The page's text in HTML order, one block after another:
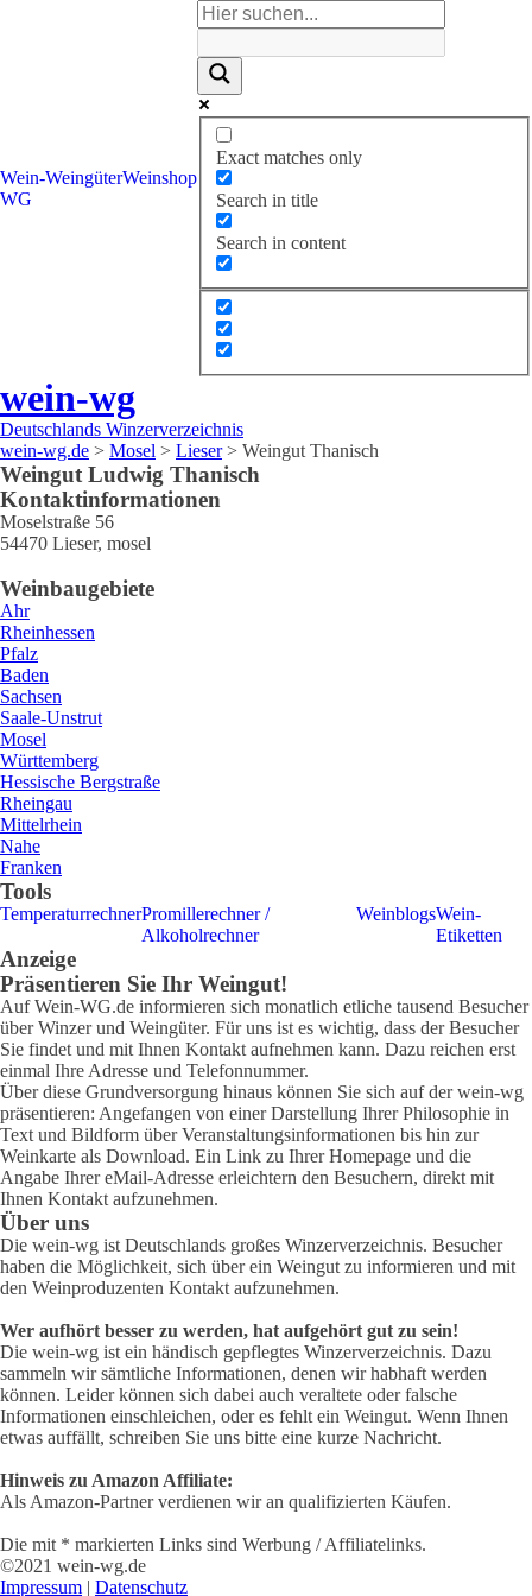
Wein-
WG
WeingüterWeinshop
Exact matches only
Search in title
Search in content
wein-wg
Deutschlands Winzerverzeichnis
wein-wg.de > Mosel > Lieser> Weingut Thanisch
Weingut Ludwig Thanisch
Kontaktinformationen
Moselstraße 56
54470 Lieser, mosel
Weinbaugebiete
Ahr
Rheinhessen
Pfalz
Baden
Sachsen
Saale-Unstrut
Mosel
Württemberg
Hessische Bergstraße
Rheingau
Mittelrhein
Nahe
Franken
Tools
TemperaturrechnerPromillerechner /
Alkoholrechner
WeinblogsWein-
Etiketten
Anzeige
Präsentieren Sie Ihr Weingut!
Auf Wein-WG.de informieren sich monatlich etliche tausend Besucher
über Winzer und Weingüter. Für uns ist es wichtig, dass der Besucher
Sie findet und mit Ihnen Kontakt aufnehmen kann. Dazu reichen erst
einmal Ihre Adresse und Telefonnummer.
Über diese Grundversorgung hinaus können Sie sich auf der wein-wg
präsentieren: Angefangen von einer Darstellung Ihrer Philosophie in
Text und Bildform über Veranstaltungsinformationen bis hin zur
Weinkarte als Download. Ein Link zu Ihrer Homepage und die
Angabe Ihrer eMail-Adresse erleichtern den Besuchern, direkt mit
Ihnen Kontakt aufzunehmen.
Über uns
Die wein-wg ist Deutschlands großes Winzerverzeichnis. Besucher
haben die Möglichkeit, sich über ein Weingut zu informieren und mit
den Weinproduzenten Kontakt aufzunehmen.
Wer aufhört besser zu werden, hat aufgehört gut zu sein!
Die wein-wg ist ein händisch gepflegtes Winzerverzeichnis. Dazu
sammeln wir sämtliche Informationen, denen wir habhaft werden
können. Leider können sich dabei auch veraltete oder falsche
Informationen einschleichen, oder es fehlt ein Weingut. Wenn Ihnen
etwas auffällt, schreiben Sie uns bitte eine kurze Nachricht.
Hinweis zu Amazon Affiliate:
Als Amazon-Partner verdienen wir an qualifizierten Käufen.
Die mit * markierten Links sind Werbung / Affiliatelinks.
©2021 wein-wg.de
Impressum | Datenschutz